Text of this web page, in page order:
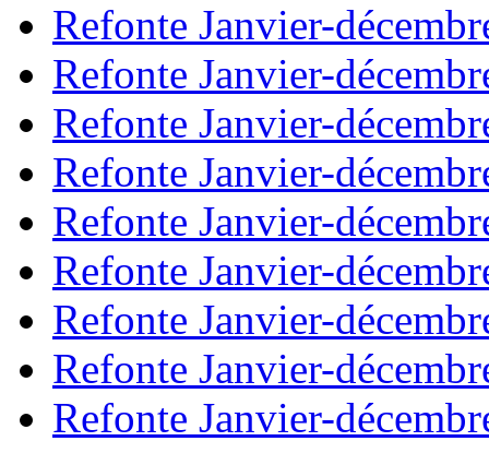
Refonte Janvier-
Refonte Janvier-
Refonte Janvier-
Refonte Janvier-
Refonte Janvier-
Refonte Janvier-
Refonte Janvier-
Refonte Janvier-
Refonte Janvier-